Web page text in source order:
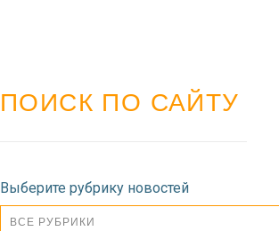
ПОИСК ПО САЙТУ
Выберите рубрику новостей
ВСЕ РУБРИКИ